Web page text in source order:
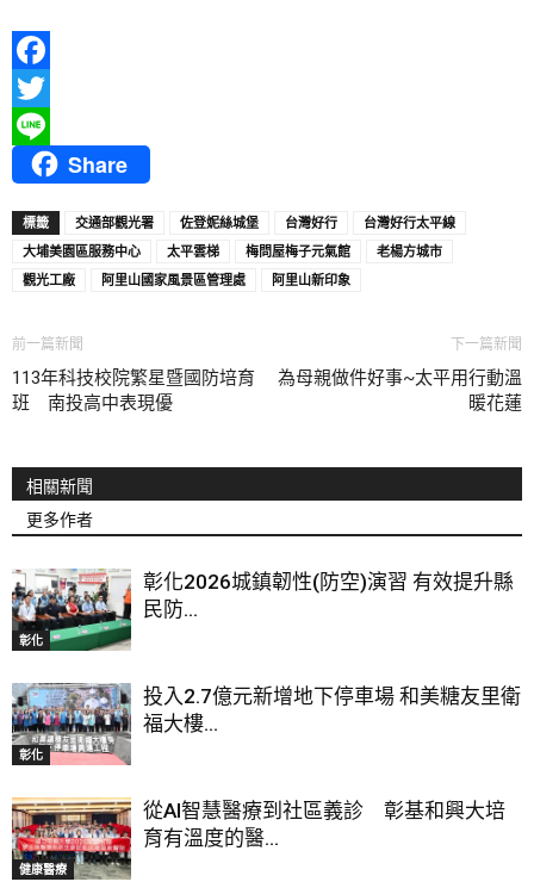
Facebook
Twitter
Line Share
標籤 交通部觀光署 佐登妮絲城堡 台灣好行
台灣好行太平線
大埔美園區服務中心
太平雲梯 梅問屋梅子元氣館
老楊方城市
觀光工廠
阿里山國家風景區管理處 阿里山新印象
前一篇新聞
113年科技校院繁星暨國防培育
班 南投高中表現優
下一篇新聞
為母親做件好事~太平用行動溫
暖花蓮
相關新聞
更多作者
彰化
彰化2026城鎮韌性(防空)演習 有效提升縣
民防...
彰化
投入2.7億元新增地下停車場 和美糖友里衛
福大樓...
健康醫療
從AI智慧醫療到社區義診 彰基和興大培
育有溫度的醫...